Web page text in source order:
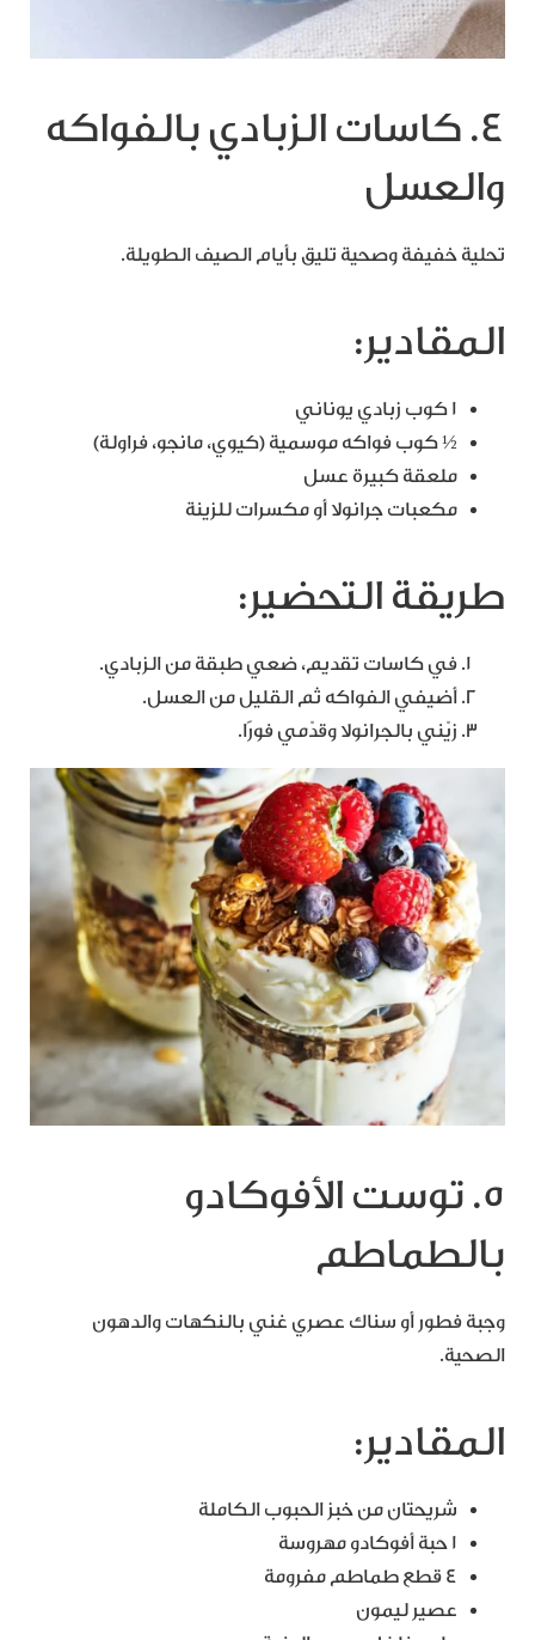
4. كاسات الزبادي بالفواكه
والعسل
تحلية خفيفة وصحية تليق بأيام الصيف الطويلة.
المقادير:
1 كوب زبادي يوناني
½ كوب فواكه موسمية (كيوي، مانجو، فراولة)
ملعقة كبيرة عسل
مكعبات جرانولا أو مكسرات للزينة
طريقة التحضير:
في كاسات تقديم، ضعي طبقة من الزبادي.
أضيفي الفواكه ثم القليل من العسل.
زيّني بالجرانولا وقدّمي فورًا.
5. توست الأفوكادو
بالطماطم
وجبة فطور أو سناك عصري غني بالنكهات والدهون
الصحية.
المقادير:
شريحتان من خبز الحبوب الكاملة
1 حبة أفوكادو مهروسة
4 قطع طماطم مفرومة
عصير ليمون